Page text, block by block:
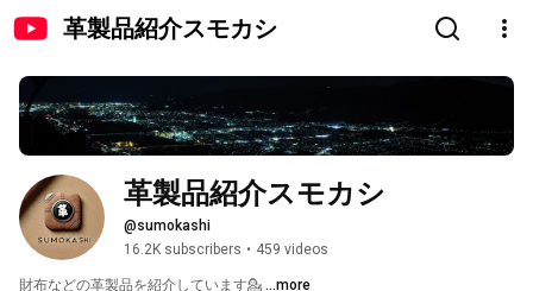
革製品紹介スモカシ
革製品紹介スモカシ
@sumokashi
16.2K subscribers • 459 videos
財布などの革製品を紹介しています💁 ...more